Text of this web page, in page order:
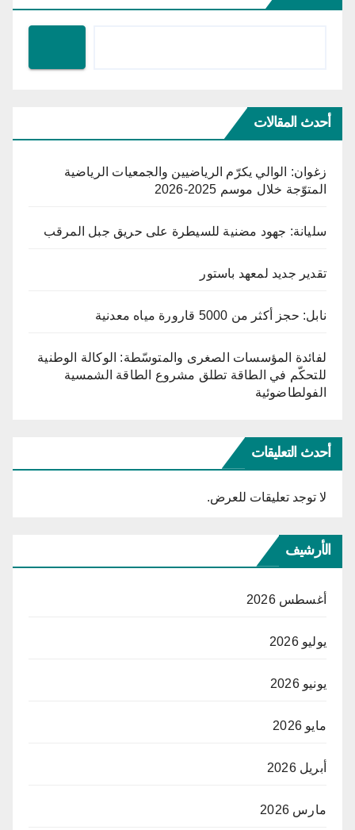
أحدث المقالات
زغوان: الوالي يكرّم الرياضيين والجمعيات الرياضية
المتوّجة خلال موسم 2025-2026
سليانة: جهود مضنية للسيطرة على حريق جبل المرقب
تقدير جديد لمعهد باستور
نابل: حجز أكثر من 5000 قارورة مياه معدنية
لفائدة المؤسسات الصغرى والمتوسّطة: الوكالة الوطنية
للتحكّم في الطاقة تطلق مشروع الطاقة الشمسية
الفولطاضوئية
أحدث التعليقات
لا توجد تعليقات للعرض.
الأرشيف
أغسطس 2026
يوليو 2026
يونيو 2026
مايو 2026
أبريل 2026
مارس 2026